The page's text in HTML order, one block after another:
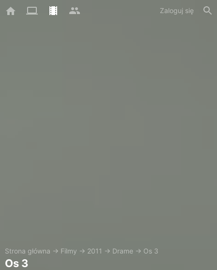
Zaloguj się
Strona główna → Filmy → 2011 → Drame → Os 3
Os 3